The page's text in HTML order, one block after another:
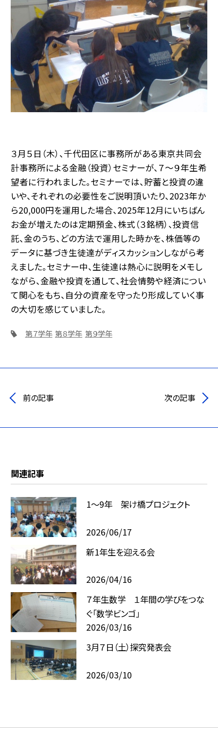
３月５日（木）、千代田区に事務所がある東京共同会
計事務所による金融（投資）セミナーが、７～９年生希
望者に行われました。セミナーでは、貯蓄と投資の違
いや、それぞれの必要性をご説明頂いたり、2023年か
ら20,000円を運用した場合、2025年12月にいちばん
お金が増えたのは定期預金、株式（３銘柄）、投資信
託、金のうち、どの方法で運用した時かを、株価等の
データに基づき生徒達がディスカッションしながら考
えました。セミナー中、生徒達は熱心に説明をメモし
ながら、金融や投資を通して、社会情勢や経済につい
て関心をもち、自分の資産を守ったり形成していく事
の大切を感じていました。
第７学年 第８学年 第９学年
前の記事 次の記事
関連記事
1～9年 架け橋プロジェクト
2026/06/17
新1年生を迎える会
2026/04/16
７年生数学 １年間の学びをつな
ぐ「数学ビンゴ」
2026/03/16
3月７日（土）探究発表会
2026/03/10